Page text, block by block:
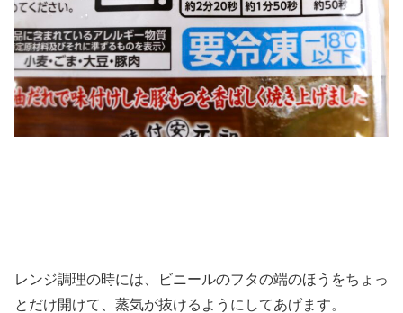
レンジ調理の時には、ビニールのフタの端のほうをちょっ
とだけ開けて、蒸気が抜けるようにしてあげます。